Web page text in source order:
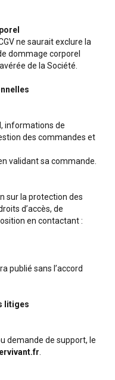
ne saurait exclure la
dommage corporel
de la Société.
informations de
des commandes et
validant sa commande.
sur la protection des
d’accès, de
en contactant :
publié sans l’accord
litiges
demande de support, le